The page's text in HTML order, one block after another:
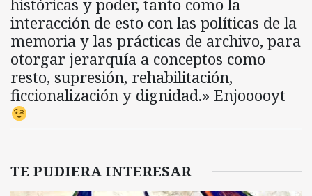
históricas y poder, tanto como la
interacción de esto con las políticas de la
memoria y las prácticas de archivo, para
otorgar jerarquía a conceptos como
resto, supresión, rehabilitación,
ficcionalización y dignidad.» Enjooooyt
TE PUDIERA INTERESAR